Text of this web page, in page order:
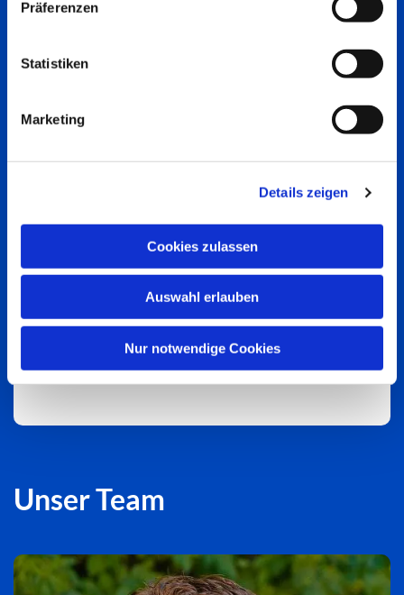
Präferenzen
Statistiken
Marketing
Details zeigen
Cookies zulassen
Auswahl erlauben
Nur notwendige Cookies
Unser Team